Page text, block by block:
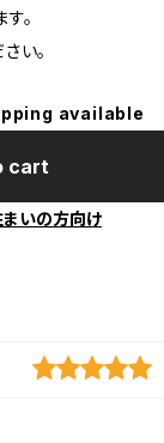
。
い。
available
cart
いの方向け